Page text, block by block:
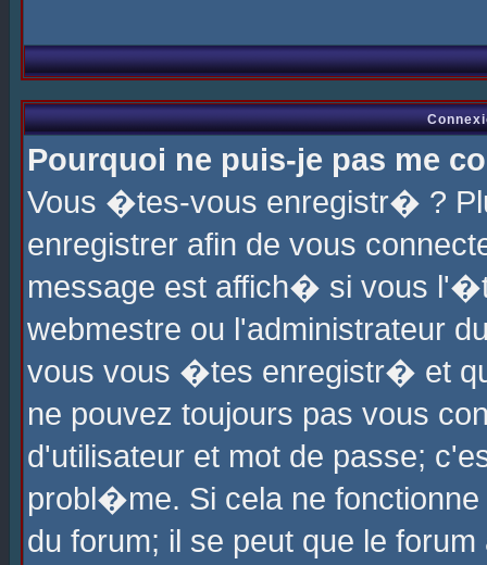
Pourquoi ne puis-je pas me
Vous �tes-vous enregistr� ?
enregistrer afin de vous
message est affich� si vous
webmestre ou l'administrateur
vous vous �tes enregistr� et
ne pouvez toujours pas vous
d'utilisateur et mot de passe;
probl�me. Si cela ne
du forum; il se peut que le